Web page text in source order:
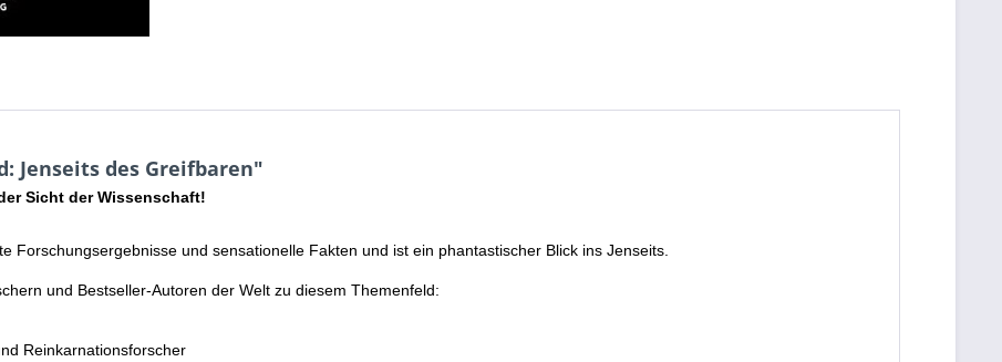
Jenseits des Greifbaren"
Sicht der Wissenschaft!
Forschungsergebnisse und sensationelle Fakten und ist ein phantastischer Blick ins Jenseits.
und Bestseller-Autoren der Welt zu diesem Themenfeld:
Reinkarnationsforscher